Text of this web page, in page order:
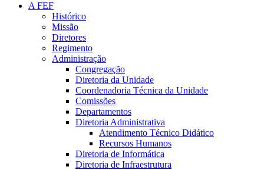
A FEF
Histórico
Missão
Diretores
Regimento
Administração
Congregação
Diretoria da Unidade
Coordenadoria Técnica da Unidade
Comissões
Departamentos
Diretoria Administrativa
Atendimento Técnico Didático
Recursos Humanos
Diretoria de Informática
Diretoria de Infraestrutura